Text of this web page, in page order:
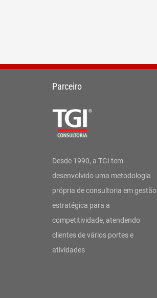
Parceiro
Desde 1990, a TGI tem
desenvolvido uma metodologia
própria de consultoria em gestão
estratégica para a
competitividade, atendendo
clientes de vários portes e
atividades